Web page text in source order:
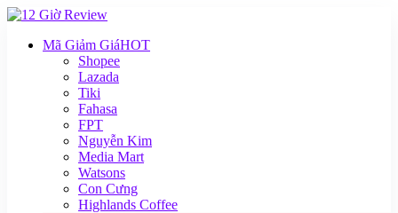
Mã Giảm GiáHOT
Shopee
Lazada
Tiki
Fahasa
FPT
Nguyễn Kim
Media Mart
Watsons
Con Cưng
Highlands Coffee